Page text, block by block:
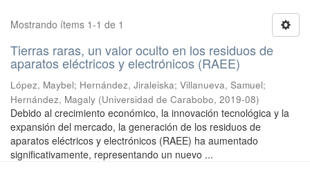
Mostrando ítems 1-1 de 1
Tierras raras, un valor oculto en los residuos de
aparatos eléctricos y electrónicos (RAEE)
López, Maybel; Hernández, Jiraleiska; Villanueva, Samuel;
Hernández, Magaly (Universidad de Carabobo, 2019-08)
Debido al crecimiento económico, la innovación tecnológica y la
expansión del mercado, la generación de los residuos de
aparatos eléctricos y electrónicos (RAEE) ha aumentado
significativamente, representando un nuevo ...